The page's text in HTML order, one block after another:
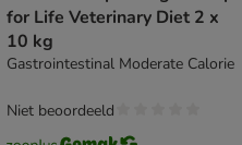
for Life Veterinary Diet 2 x
10 kg
Gastrointestinal Moderate Calorie
Niet beoordeeld